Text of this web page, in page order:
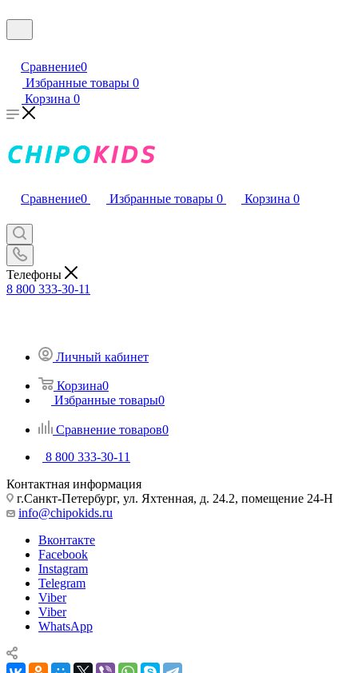
Сравнение0
Избранные товары 0
Корзина 0
Сравнение0 Избранные товары 0 Корзина 0
Телефоны
8 800 333-30-11
Личный кабинет
Корзина0
Избранные товары0
Сравнение товаров0
8 800 333-30-11
Контактная информация
г.Санкт-Петербург, ул. Яхтенная, д. 24.2, помещение 24-Н
info@chipokids.ru
Вконтакте
Facebook
Instagram
Telegram
Viber
Viber
WhatsApp